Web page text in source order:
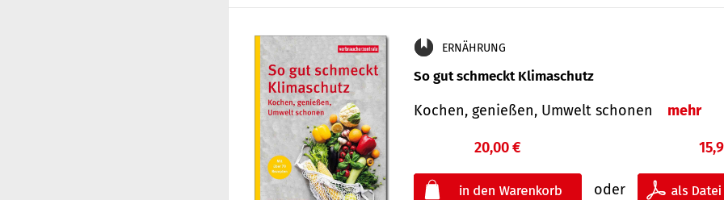
ERNÄHRUNG
So gut schmeckt Klimaschutz
Kochen, genießen, Umwelt schonen mehr
20,00 €
oder